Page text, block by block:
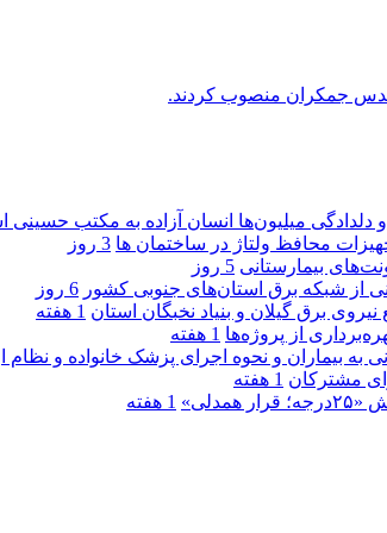
جمکران منصوب کردند.
و دلدادگی میلیون‌ها انسان آزاده به مکتب
محافظ ولتاژ در ساختمان ها 3 روز
بیمارستانی 5 روز
از شبكه برق استان‌های جنوبی كشور 6 روز
برق گیلان و بنیاد نخبگان استان 1 هفته
از پروژه‌ها 1 هفته
به بیماران و نحوه اجرای پزشک خانواده و
1 هفته
1 هفته